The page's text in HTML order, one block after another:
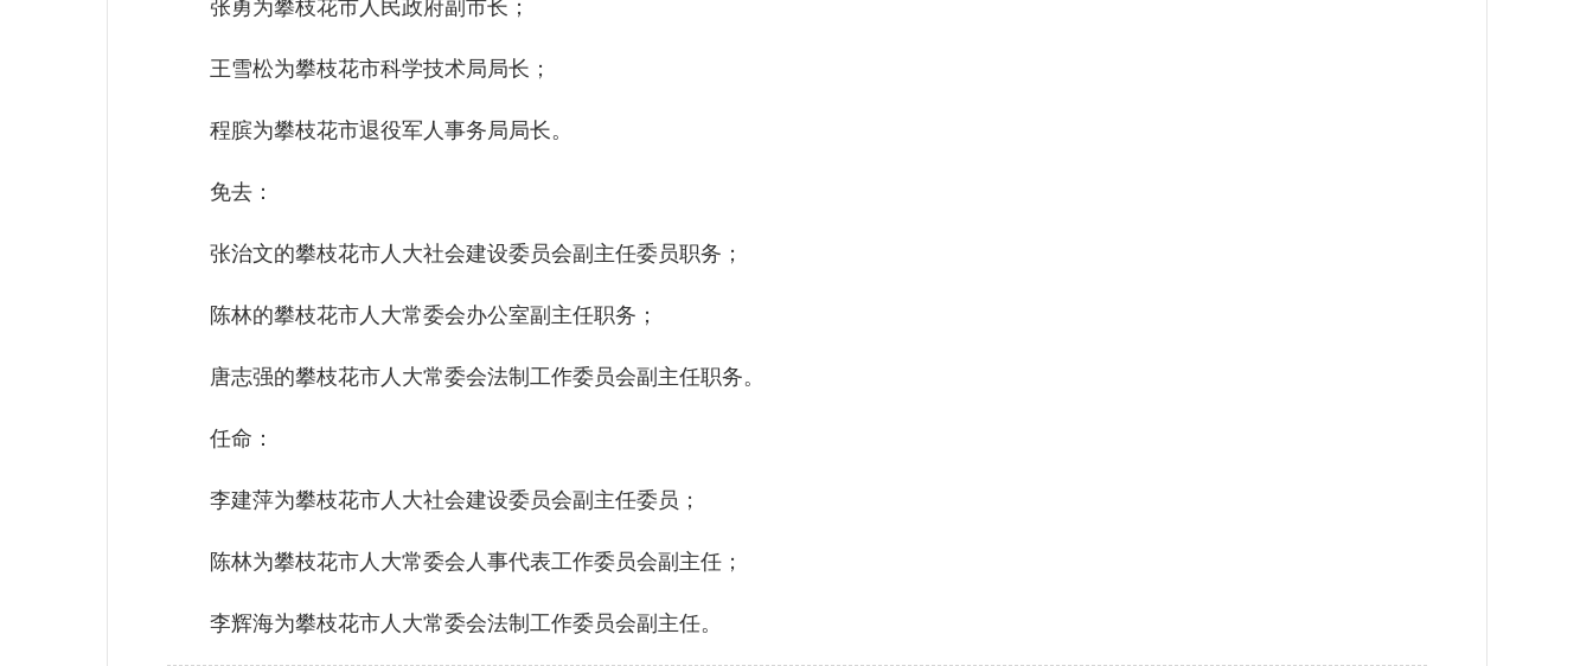
张勇为攀枝花市人民政府副市长；
王雪松为攀枝花市科学技术局局长；
程膑为攀枝花市退役军人事务局局长。
免去：
张治文的攀枝花市人大社会建设委员会副主任委员职务；
陈林的攀枝花市人大常委会办公室副主任职务；
唐志强的攀枝花市人大常委会法制工作委员会副主任职务。
任命：
李建萍为攀枝花市人大社会建设委员会副主任委员；
陈林为攀枝花市人大常委会人事代表工作委员会副主任；
李辉海为攀枝花市人大常委会法制工作委员会副主任。